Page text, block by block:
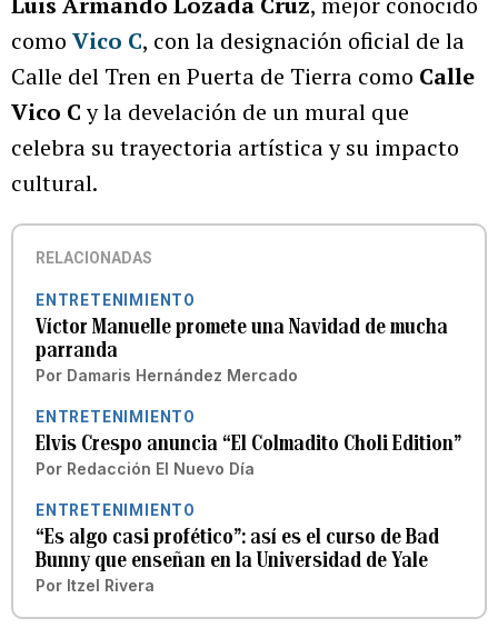
como Vico C, con la designación oficial de la
Calle del Tren en Puerta de Tierra como Calle
Vico Cy la develación de un mural que
celebra su trayectoria artística y su impacto
cultural.
RELACIONADAS
ENTRETENIMIENTO
Víctor Manuelle promete una Navidad de mucha
parranda
Por Damaris Hernández Mercado
ENTRETENIMIENTO
Elvis Crespo anuncia “El Colmadito Choli Edition”
Por Redacción El Nuevo Día
ENTRETENIMIENTO
“Es algo casi profético”: así es el curso de Bad
Bunny que enseñan en la Universidad de Yale
Por Itzel Rivera